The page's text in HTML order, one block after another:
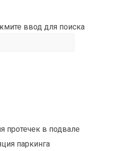
ввод для поиска
протечек в подвале
паркинга